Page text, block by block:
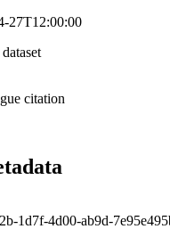
27T12:00:00
citation
1d7f-4d00-ab9d-